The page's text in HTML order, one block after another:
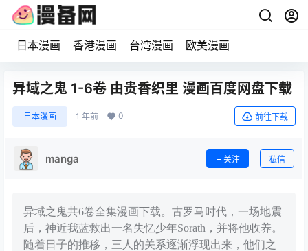
日本漫画 香港漫画 台湾漫画 欧美漫画
异域之鬼 1-6卷 由贵香织里 漫画百度网盘下载
日本漫画 1 年前 0 前往下载
manga 关注 私信
异域之鬼共6卷全集漫画下载。古罗马时代，一场地震
后，神近我蓝救出一名失忆少年Sorath，并将他收养。
随着日子的推移，三人的关系逐渐浮现出来，他们之